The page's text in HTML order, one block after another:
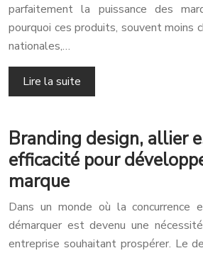
parfaitement la puissance des
pourquoi ces produits, souvent moins
nationales,…
Lire la suite
Branding design, allier
efficacité pour
marque
Dans un monde où la concurrence
démarquer est devenu une
entreprise souhaitant prospérer. Le